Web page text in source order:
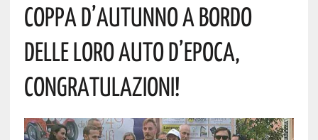
COPPA D’AUTUNNO A BORDO
DELLE LORO AUTO D’EPOCA,
CONGRATULAZIONI!